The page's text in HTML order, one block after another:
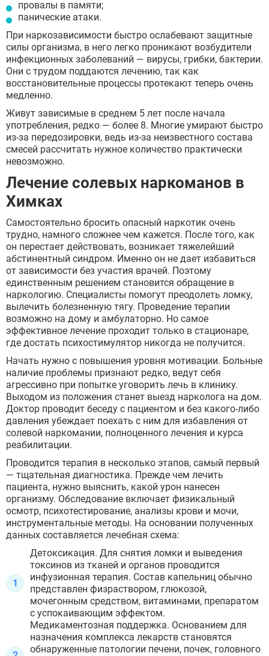
провалы в памяти;
панические атаки.
При наркозависимости быстро ослабевают защитные
силы организма, в него легко проникают возбудители
инфекционных заболеваний — вирусы, грибки, бактерии.
Они с трудом поддаются лечению, так как
восстановительные процессы протекают теперь очень
медленно.
Живут зависимые в среднем 5 лет после начала
употребления, редко — более 8. Многие умирают быстро
из-за передозировки, ведь из-за неизвестного состава
смесей рассчитать нужное количество практически
невозможно.
Лечение солевых наркоманов в
Химках
Самостоятельно бросить опасный наркотик очень
трудно, намного сложнее чем кажется. После того, как
он перестает действовать, возникает тяжелейший
абстинентный синдром. Именно он не дает избавиться
от зависимости без участия врачей. Поэтому
единственным решением становится обращение в
наркологию. Специалисты помогут преодолеть ломку,
вылечить болезненную тягу. Проведение терапии
возможно на дому и амбулаторно. Но самое
эффективное лечение проходит только в стационаре,
где достать психостимулятор никогда не получится.
Начать нужно с повышения уровня мотивации. Больные
наличие проблемы признают редко, ведут себя
агрессивно при попытке уговорить лечь в клинику.
Выходом из положения станет выезд нарколога на дом.
Доктор проводит беседу с пациентом и без какого-либо
давления убеждает поехать с ним для избавления от
солевой наркомании, полноценного лечения и курса
реабилитации.
Проводится терапия в несколько этапов, самый первый
— тщательная диагностика. Прежде чем лечить
пациента, нужно выяснить, какой урон нанесен
организму. Обследование включает физикальный
осмотр, психотестирование, анализы крови и мочи,
инструментальные методы. На основании полученных
данных составляется лечебная схема:
Детоксикация. Для снятия ломки и выведения
токсинов из тканей и органов проводится
инфузионная терапия. Состав капельниц обычно
представлен физраствором, глюкозой,
мочегонным средством, витаминами, препаратом
с успокаивающим эффектом.
Медикаментозная поддержка. Основанием для
назначения комплекса лекарств становятся
обнаруженные патологии печени, почек, головного
ВЫЗВАТЬ ВРАЧА
ЗАПОЛНИТЕ ФОРМУ
Заполните форму ниже, мы вам
перезвоним
ВЫБРАТЬ ГОРОД
Москва
Видное
Балашиха
Воскресенск
Долгопрудный
Домодедово
Дубна
Егорьевск
Жуковский
Ивантеевка
Клин
Коломна
Красногорск
Королёв
Лобня
Люберцы
Мытищи
Наро-Фоминск
Одинцово
Орехово-Зуево
Подольск
Пушкино
Раменское
Реутов
Сергиев Посад
Серпухов
Чехов
Щёлково
Электросталь
Котельники
Электроугли
Лыткарино
Павловский Посад
Ступино